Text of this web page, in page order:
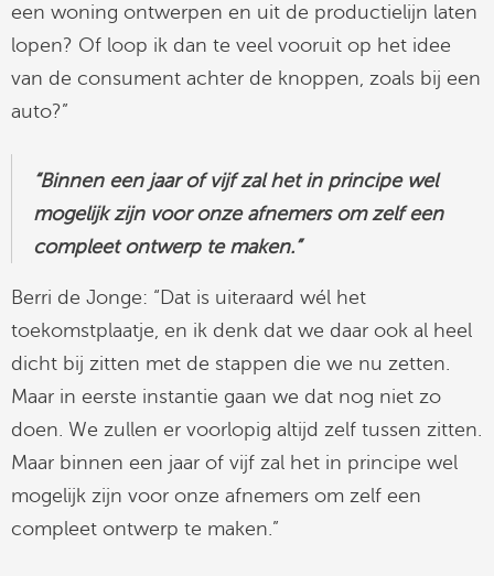
een woning ontwerpen en uit de productielijn laten
lopen? Of loop ik dan te veel vooruit op het idee
van de consument achter de knoppen, zoals bij een
auto?”
“Binnen een jaar of vijf zal het in principe wel
mogelijk zijn voor onze afnemers om zelf een
compleet ontwerp te maken.”
Berri de Jonge: “Dat is uiteraard wél het
toekomstplaatje, en ik denk dat we daar ook al heel
dicht bij zitten met de stappen die we nu zetten.
Maar in eerste instantie gaan we dat nog niet zo
doen. We zullen er voorlopig altijd zelf tussen zitten.
Maar binnen een jaar of vijf zal het in principe wel
mogelijk zijn voor onze afnemers om zelf een
compleet ontwerp te maken.”